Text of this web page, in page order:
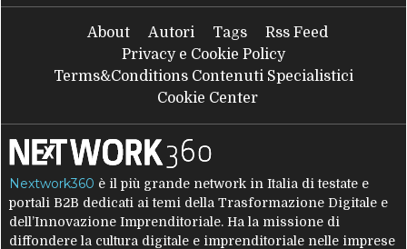
About Autori Tags
Rss Feed
Privacy e Cookie Policy
Terms&Conditions Contenuti Specialistici
Cookie Center
Nextwork360 è il più grande network in Italia di testate e
portali B2B dedicati ai temi della Trasformazione Digitale e
dell’Innovazione Imprenditoriale. Ha la missione di
diffondere la cultura digitale e imprenditoriale nelle imprese